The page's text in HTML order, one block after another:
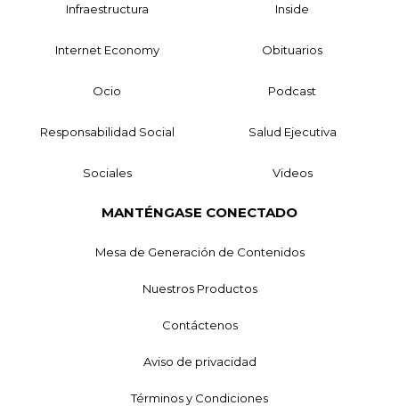
Infraestructura Inside
Internet Economy Obituarios
Ocio Podcast
Responsabilidad Social Salud Ejecutiva
Sociales Videos
MANTÉNGASE CONECTADO
Mesa de Generación de Contenidos
Nuestros Productos
Contáctenos
Aviso de privacidad
Términos y Condiciones